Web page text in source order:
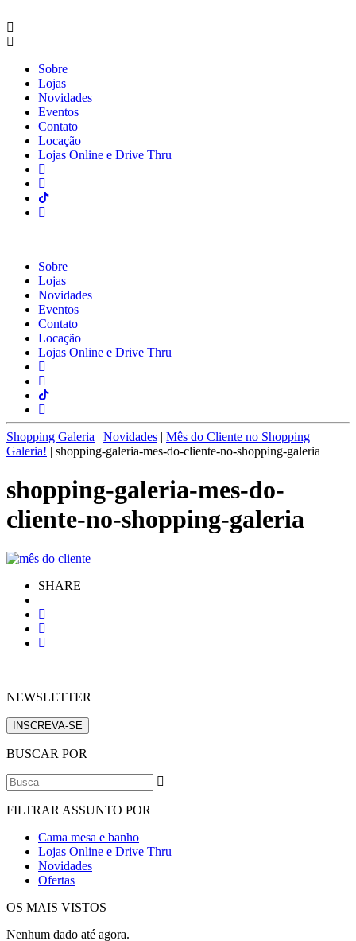
Sobre
Lojas
Novidades
Eventos
Contato
Locação
Lojas Online e Drive Thru
Sobre
Lojas
Novidades
Eventos
Contato
Locação
Lojas Online e Drive Thru
Shopping Galeria | Novidades | Mês do Cliente no Shopping
Galeria! | shopping-galeria-mes-do-cliente-no-shopping-galeria
shopping-galeria-mes-do-
cliente-no-shopping-galeria
SHARE
NEWSLETTER
INSCREVA-SE
BUSCAR POR
FILTRAR ASSUNTO POR
Cama mesa e banho
Lojas Online e Drive Thru
Novidades
Ofertas
OS MAIS VISTOS
Nenhum dado até agora.